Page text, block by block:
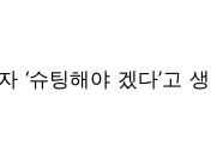
‘슈팅해야 겠다’고